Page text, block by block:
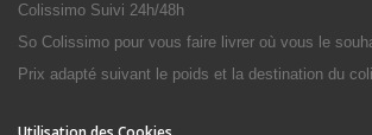
Colissimo Suivi 24h/48h
So Colissimo pour vous faire livrer où vous le
Prix adapté suivant le poids et la destination du